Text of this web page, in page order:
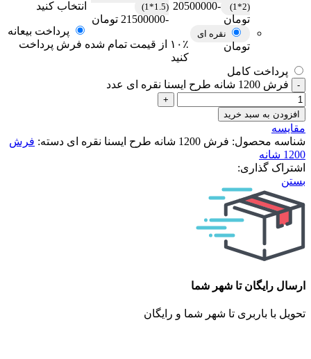
(2*1)
-20500000
تومان
(1.5*1)
-21500000 تومان
انتخاب کنید
نقره ای
تومان
پرداخت بیعانه
۱۰٪ از قیمت تمام شده فرش پرداخت
کنید
پرداخت کامل
فرش 1200 شانه طرح ایسنا نقره ای عدد
افزودن به سبد خرید
مقایسه
شناسه محصول: فرش 1200 شانه طرح ایسنا نقره ای دسته: فرش
1200 شانه
اشتراک گذاری:
بستن
ارسال رایگان تا شهر شما
تحویل با باربری تا شهر شما و رایگان